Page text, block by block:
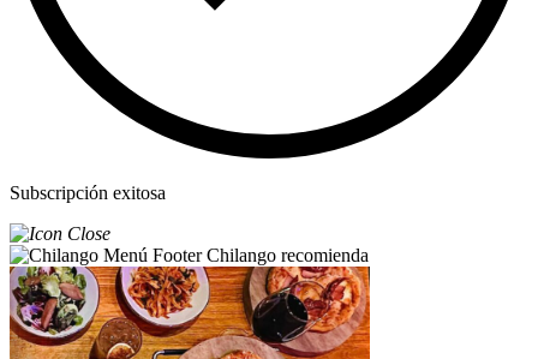
Subscripción exitosa
Chilango recomienda